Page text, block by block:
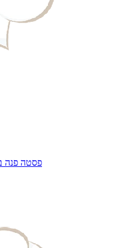
פסטה פנה